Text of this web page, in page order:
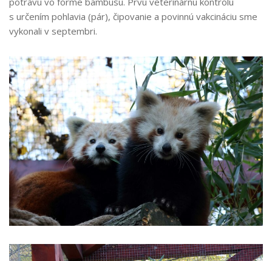
s určením pohlavia (pár), čipovanie a povinnú vakcináciu sme
vykonali v septembri.